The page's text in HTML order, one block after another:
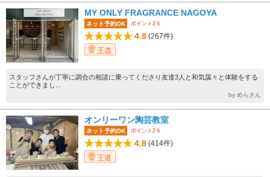
MY ONLY FRAGRANCE NAGOYA
ネット予約OK ポイント2％
4.8 (267件)
王道
スタッフさんが丁寧に調合の相談に乗ってくださり友達3人と和気藹々と体験をする
ことができまし...
by めらさん
オンリーワン陶芸教室
ネット予約OK ポイント2％
4.8 (414件)
王道